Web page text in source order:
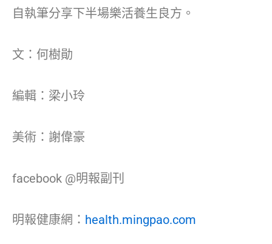
自執筆分享下半場樂活養生良方。
文：何樹勛
編輯：梁小玲
美術：謝偉豪
facebook @明報副刊
明報健康網： health.mingpao.com